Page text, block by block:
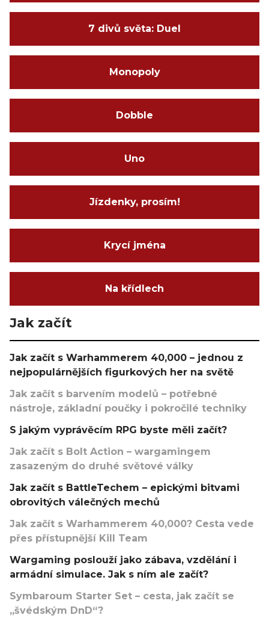
7 divů světa: Duel
Monopoly
Dobble
Uno
Jízdenky, prosím!
Krycí jména
Na křídlech
Jak začít
Jak začít s Warhammerem 40,000 – jednou z
nejpopulárnějších figurkových her na světě
Jak začít s barvením modelů – potřebné
nástroje, základní poučky i pokročilé techniky
S jakým vyprávěcím RPG byste měli začít?
Jak začít s Bolt Action – wargamingem
zasazeným do druhé světové války
Jak začít s BattleTechem – epickými bitvami
obrovitých válečných mechů
Jak začít s Warhammerem 40,000? Cesta vede
přes přístupnější Kill Team
Wargaming poslouží jako zábava, vzdělání i
armádní simulace. Jak s ním ale začít?
Symbaroum Starter Set – cesta, jak začít se
„švédským DnD“?